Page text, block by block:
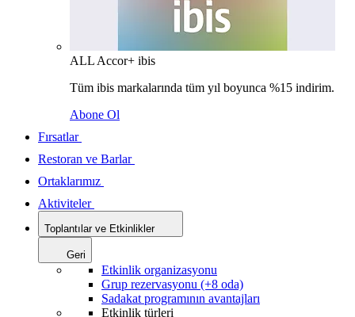
ALL Accor+ ibis
Tüm ibis markalarında tüm yıl boyunca %15 indirim.
Abone Ol
Fırsatlar
Restoran ve Barlar
Ortaklarımız
Aktiviteler
Toplantılar ve Etkinlikler
Geri
Etkinlik organizasyonu
Grup rezervasyonu (+8 oda)
Sadakat programının avantajları
Etkinlik türleri